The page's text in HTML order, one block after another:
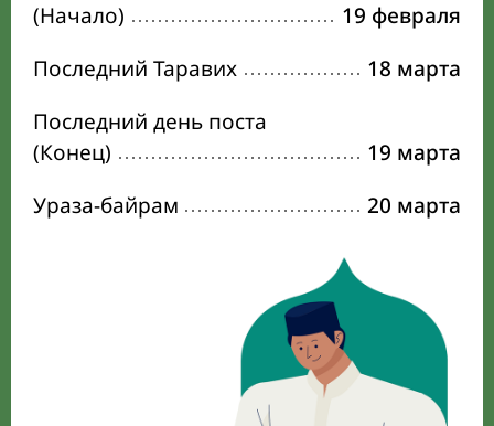
(Начало)
19 февраля
Последний Таравих
18 марта
Последний день поста
(Конец)
19 марта
Ураза-байрам
20 марта